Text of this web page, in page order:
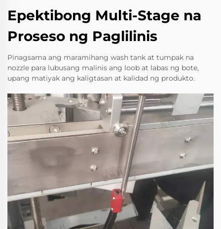
Epektibong Multi-Stage na
Proseso ng Paglilinis
Pinagsama ang maramihang wash tank at tumpak na
nozzle para lubusang malinis ang loob at labas ng bote,
upang matiyak ang kaligtasan at kalidad ng produkto.